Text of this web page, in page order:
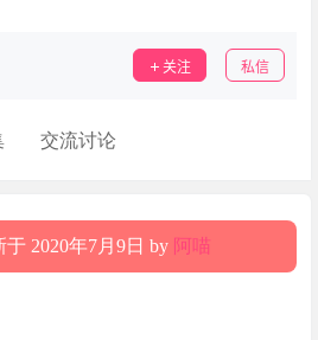
关注 私信
交流讨论
2020年7月9日 by 阿喵